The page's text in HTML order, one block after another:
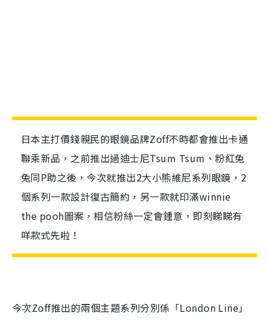
日本主打價錢親民的眼鏡品牌Zoff不時都會推出卡通
聯乘新品，之前推出過迪士尼Tsum Tsum、粉紅兔
兔同P助之後，今次就推出2大小熊維尼系列眼鏡，2
個系列一款設計復古簡約，另一款就印滿winnie
the pooh圖案，相信粉絲一定會鍾意，即刻睇睇有
咩款式先啦！
今次Zoff推出的兩個主題系列分別係 「London Line」